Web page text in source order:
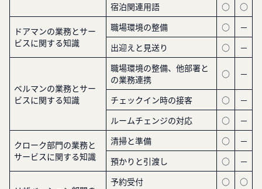
宿泊関連用語
○ ○
ドアマンの業務とサー
ビスに関する知識
職場環境の整備 ○
－
出迎えと見送り
○ －
ベルマンの業務とサー
ビスに関する知識
職場環境の整備、他部署と
の業務連携
○ －
チェックイン時の接客 ○
－
ルームチェンジの対応
○ －
クローク部門の業務と
サービスに関する知識
清掃と準備 ○
－
預かりと引渡し
○ －
予約受付 ○
○